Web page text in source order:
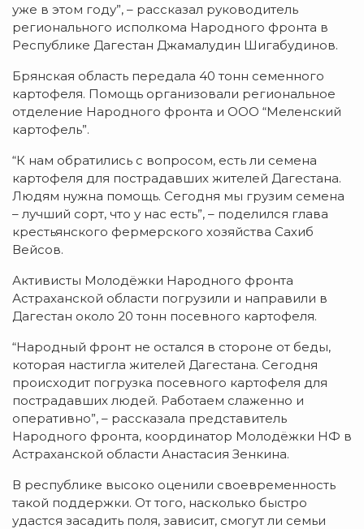
уже в этом году”, – рассказал руководитель
регионального исполкома Народного фронта в
Республике Дагестан Джамалудин Шигабудинов.
Брянская область передала 40 тонн семенного
картофеля. Помощь организовали региональное
отделение Народного фронта и ООО “Меленский
картофель”.
“К нам обратились с вопросом, есть ли семена
картофеля для пострадавших жителей Дагестана.
Людям нужна помощь. Сегодня мы грузим семена
– лучший сорт, что у нас есть”, – поделился глава
крестьянского фермерского хозяйства Сахиб
Вейсов.
Активисты Молодёжки Народного фронта
Астраханской области погрузили и направили в
Дагестан около 20 тонн посевного картофеля.
“Народный фронт не остался в стороне от беды,
которая настигла жителей Дагестана. Сегодня
происходит погрузка посевного картофеля для
пострадавших людей. Работаем слаженно и
оперативно”, – рассказала представитель
Народного фронта, координатор Молодёжки НФ в
Астраханской области Анастасия Зенкина.
В республике высоко оценили своевременность
такой поддержки. От того, насколько быстро
удастся засадить поля, зависит, смогут ли семьи